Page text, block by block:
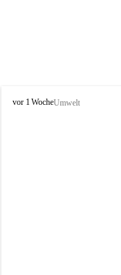
V
vor 1 WocheUmwelt